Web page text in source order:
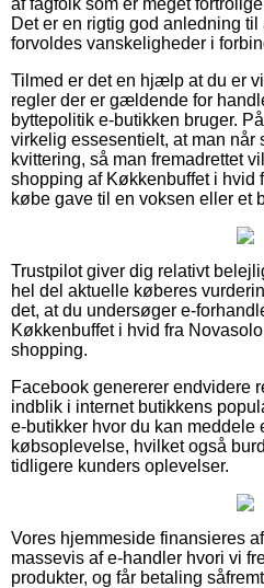
Det er en rigtig god anledning
forvoldes vanskeligheder i
Tilmed er det en hjælp at du er
regler der er gældende for
byttepolitik e-butikken bruger.
virkelig essesentielt, at man når
kvittering, så man fremadrettet
shopping af Køkkenbuffet i hvid
købe gave til en voksen eller et
Trustpilot giver dig relativt
hel del aktuelle køberes
det, at du undersøger e-
Køkkenbuffet i hvid fra
shopping.
Facebook genererer endvidere
indblik i internet butikkens
e-butikker hvor du kan meddele
købsoplevelse, hvilket også
tidligere kunders oplevelser.
Vores hjemmeside finansieres
massevis af e-handler hvori vi
produkter, og får betaling